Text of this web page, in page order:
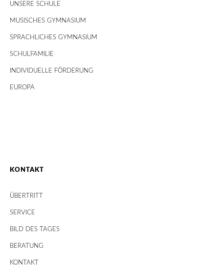
UNSERE SCHULE
MUSISCHES GYMNASIUM
SPRACHLICHES GYMNASIUM
SCHULFAMILIE
INDIVIDUELLE FÖRDERUNG
EUROPA
KONTAKT
ÜBERTRITT
SERVICE
BILD DES TAGES
BERATUNG
KONTAKT